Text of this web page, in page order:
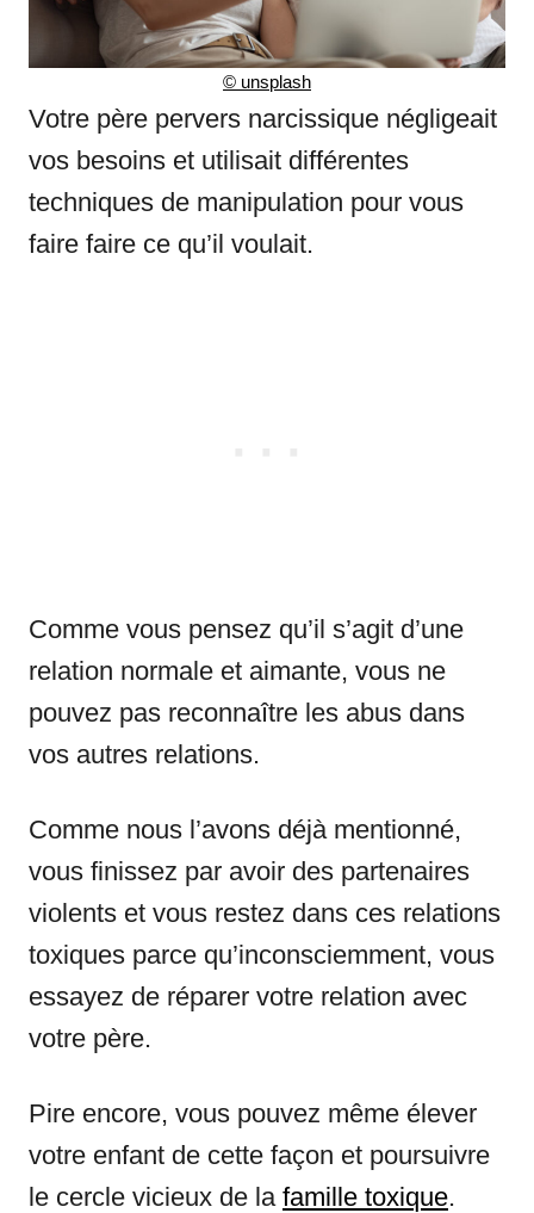
© unsplash
Votre père pervers narcissique négligeait
vos besoins et utilisait différentes
techniques de manipulation pour vous
faire faire ce qu’il voulait.
Comme vous pensez qu’il s’agit d’une
relation normale et aimante, vous ne
pouvez pas reconnaître les abus dans
vos autres relations.
Comme nous l’avons déjà mentionné,
vous finissez par avoir des partenaires
violents et vous restez dans ces relations
toxiques parce qu’inconsciemment, vous
essayez de réparer votre relation avec
votre père.
Pire encore, vous pouvez même élever
votre enfant de cette façon et poursuivre
le cercle vicieux de la famille toxique.